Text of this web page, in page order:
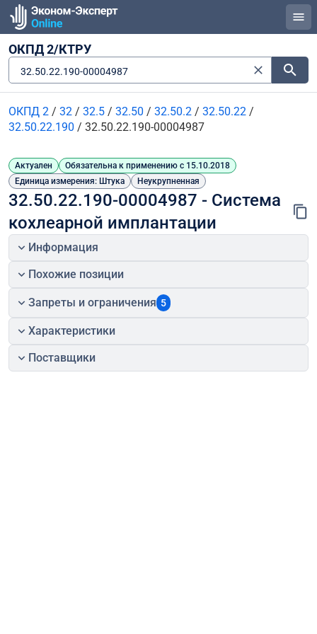
ОКПД 2/КТРУ
32.50.22.190-00004987
ОКПД 2 / 32 / 32.5 / 32.50 / 32.50.2 / 32.50.22 /
32.50.22.190 / 32.50.22.190-00004987
Актуален
Обязательна к применению с 15.10.2018
Единица измерения: Штука
Неукрупненная
32.50.22.190-00004987 - Система
кохлеарной имплантации
Информация
Похожие позиции
Запреты и ограничения 5
Характеристики
Поставщики